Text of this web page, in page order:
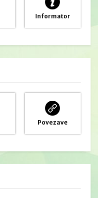
Informator
Povezave